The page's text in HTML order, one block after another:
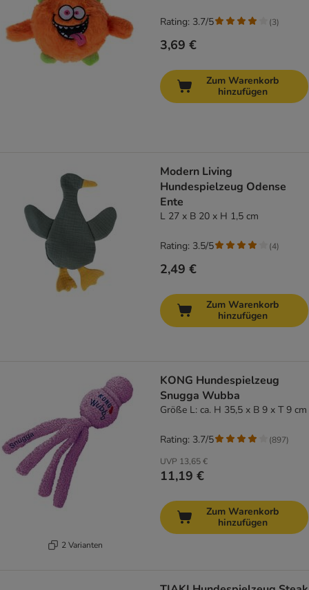
3,69 €
Rating: 3.7/5 (3)
Zum Warenkorb
hinzufügen
Modern Living
Hundespielzeug Odense
Ente
L 27 x B 20 x H 1,5 cm
2,49 €
Rating: 3.5/5 (4)
Zum Warenkorb
hinzufügen
2 Varianten
KONG Hundespielzeug
Snugga Wubba
Größe L: ca. H 35,5 x B 9 x T 9 cm
UVP 13,65 €
11,19 €
Rating: 3.7/5 (897)
Zum Warenkorb
hinzufügen